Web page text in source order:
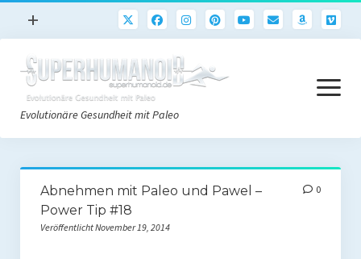
Menü
öffnen
+
Paleo
Rezepte
Sport
Gehirn
Freeletics
Evolutionäre Gesundheit mit Paleo
Menü
öffnen
Paleo Start
Paleo Grundlagen 2.0
Quick-Start Paleo Guide
Abnehmen mit Paleo und Pawel –
Power Tip #18
Veröffentlicht November 19, 2014
0